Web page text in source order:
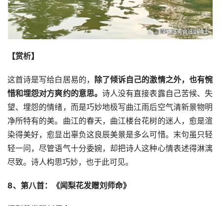
【赏析】
这首诗是写给白居易的， 除了倾诉自己的激情之外，也有惋
惜和埋怨对方爽约的意思。 诗人没有直接表露自己苦候、失
望、埋怨的情绪，而是巧妙地极写曲江雨后空气清新景物明
净所特有的美。曲江的春天，曲江楼台花树的迷人，愈是渲
染得美好，愈显出辜负这良辰美景是多么可惜。末句虽只轻
轻一问，尽管语气十分委婉，却把诗人这种心情表述得淋漓
尽致。诗人构思巧妙，也于此可见。
8、第八首：《闻梨花发赠刘师命》